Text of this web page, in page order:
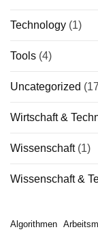
Technology (1)
Tools (4)
Uncategorized
Wirtschaft &
Wissenschaft(1)
Wissenschaft &
Algorithmen